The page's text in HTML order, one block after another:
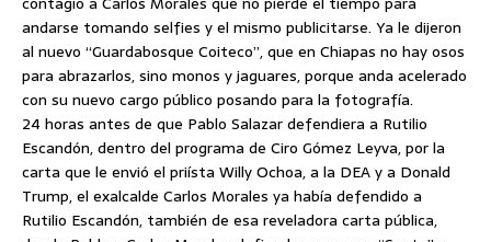
andarse tomando selfies y el mismo publicitarse. Ya le dijeron
al nuevo “Guardabosque Coiteco”, que en Chiapas no hay osos
para abrazarlos, sino monos y jaguares, porque anda acelerado
con su nuevo cargo público posando para la fotografía.
24 horas antes de que Pablo Salazar defendiera a Rutilio
Escandón, dentro del programa de Ciro Gómez Leyva, por la
carta que le envió el priísta Willy Ochoa, a la DEA y a Donald
Trump, el exalcalde Carlos Morales ya había defendido a
Rutilio Escandón, también de esa reveladora carta pública,